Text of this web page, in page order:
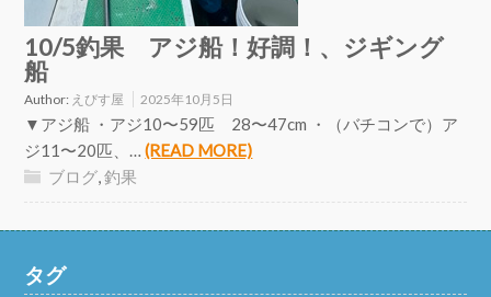
10/5釣果 アジ船！好調！、ジギング
船
Author: えびす屋 2025年10月5日
▼アジ船 ・アジ10〜59匹 28〜47cm ・（バチコンで）ア
ジ11〜20匹、…(READ MORE)
ブログ,釣果
タグ